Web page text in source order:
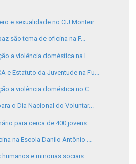
e sexualidade no CIJ Monteir...
são tema de oficina na F...
a violência doméstica na I...
e Estatuto da Juventude na Fu...
a violência doméstica no C...
o Dia Nacional do Voluntar...
para cerca de 400 jovens
na Escola Danilo Antônio ...
e minorias sociais ...